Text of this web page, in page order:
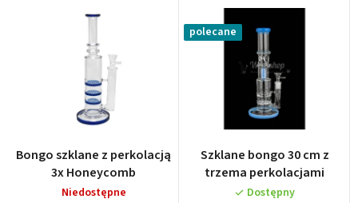
kBongo szklane z perkolacją
3x Honeycomb
Niedostępne
polecane
Szklane bongo 30 cm z
trzema perkolacjami
Dostępny